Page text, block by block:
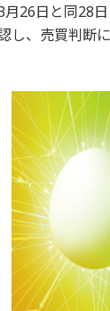
月26日と同28
し、売買判断